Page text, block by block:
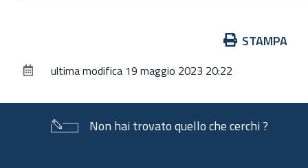
documento
STAMPA
ultima modifica 19 maggio 2023 20:22
Non hai trovato quello che cerchi ?